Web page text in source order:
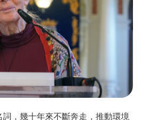
，幾十年來不斷奔走，推動環境